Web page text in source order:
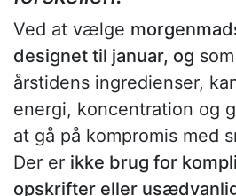
Ved at vælge
designet til januar, og
årstidens ingredienser,
energi, koncentration og
at gå på kompromis med
Der er ikke brug for
opskrifter eller